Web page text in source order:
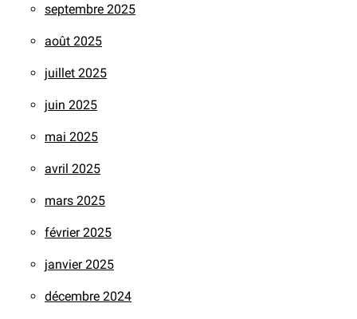
septembre 2025
août 2025
juillet 2025
juin 2025
mai 2025
avril 2025
mars 2025
février 2025
janvier 2025
décembre 2024